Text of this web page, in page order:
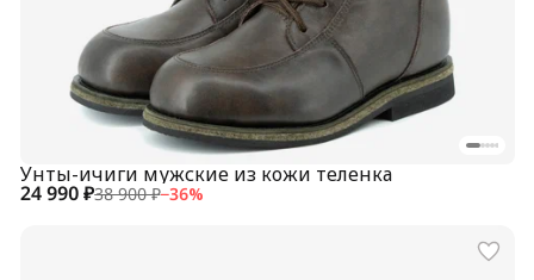
24 990 ₽38 900 ₽−36%
Унты-ичиги мужские из кожи теленка